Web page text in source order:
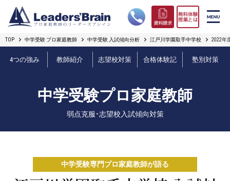
リーダーズブレインの強み
プロ教師紹介
TOP 中学受験 プロ家庭教師 中学受験 入試傾向分析 江戸川学園取手中学校 2022年
4つの強み 教師紹介 志望校対策 合格体験記 塾別対策
中学受験プロ家庭教師
弱点克服・志望校入試傾向対策
中学受験専門プロ家庭教師が語る